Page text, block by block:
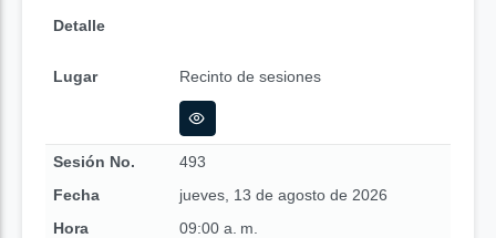
Detalle
Lugar Recinto de sesiones
Sesión No.
493
Fecha
jueves, 13 de agosto de 2026
Hora
09:00 a. m.